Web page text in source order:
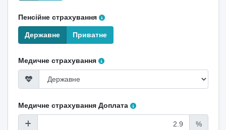
Пенсійне страхування
Державне Приватне
Медичне страхування
Медичне страхування Доплата
%